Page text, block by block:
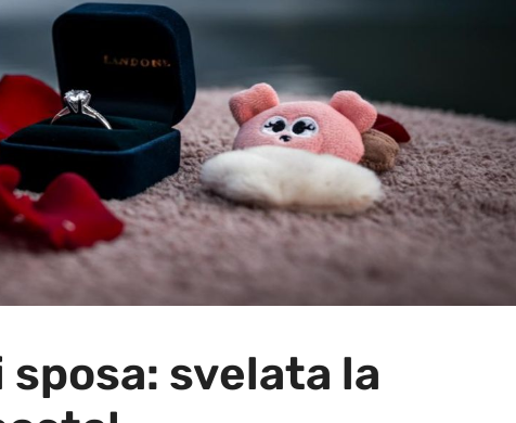
sposa: svelata la